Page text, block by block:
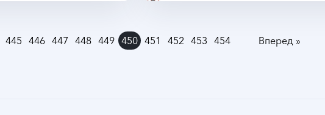
445 446 447 448 449 450 451 452 453 454 »